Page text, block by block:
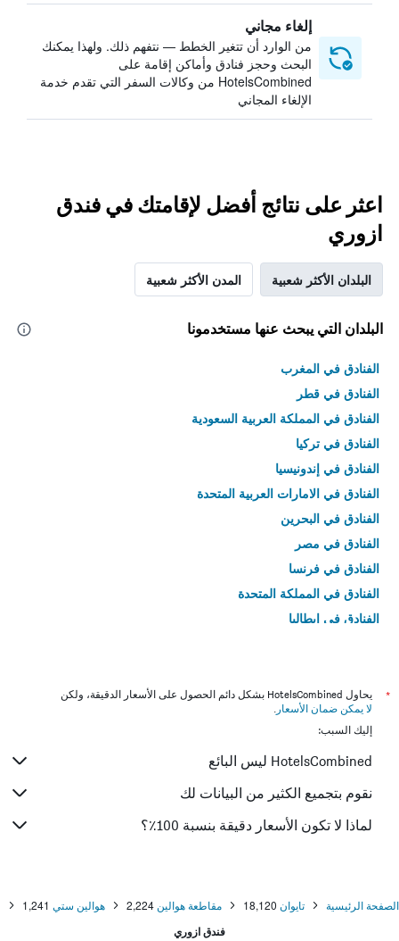
إلغاء مجاني
من الوارد أن تتغير الخطط — نتفهم ذلك. ولهذا يمكنك
البحث وحجز فنادق وأماكن إقامة على
HotelsCombined من وكالات السفر التي تقدم خدمة
الإلغاء المجاني
اعثر على نتائج أفضل لإقامتك في فندق
ازوري
البلدان الأكثر شعبية المدن الأكثر شعبية
البلدان التي يبحث عنها مستخدمونا
الفنادق في المغرب
الفنادق في قطر
الفنادق في المملكة العربية السعودية
الفنادق في تركيا
الفنادق في إندونيسيا
الفنادق في الامارات العربية المتحدة
الفنادق في البحرين
الفنادق في مصر
الفنادق في فرنسا
الفنادق في المملكة المتحدة
الفنادق في إيطاليا
*
يحاول HotelsCombined بشكل دائم الحصول على الأسعار الدقيقة، ولكن
لا يمكن ضمان الأسعار .
إليك السبب:
HotelsCombined ليس البائع
نقوم بتجميع الكثير من البيانات لك
لماذا لا تكون الأسعار دقيقة بنسبة 100٪؟
الصفحة الرئيسية تايوان 18,120 مقاطعة هوالين 2,224 هوالين ستي 1,241
فندق ازوري